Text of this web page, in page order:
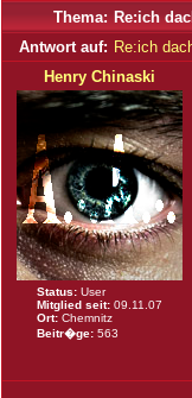
Thema: Re:ich
Antwort auf: Re:ich
Henry Chinaski
Status: User
Mitglied seit: 09.11.07
Ort: Chemnitz
Beitr�ge: 563